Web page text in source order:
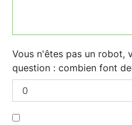
Vous n'êtes pas un robot,
question : combien font